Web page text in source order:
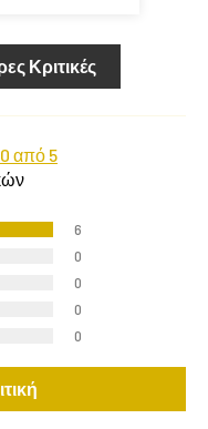
Κριτικές
από 5
6
0
0
0
0